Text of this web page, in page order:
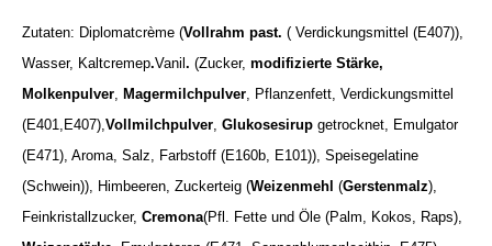
Zutaten: Diplomatcrème (Vollrahm past. ( Verdickungsmittel (E407)),
Wasser, Kaltcremep.Vanil . (Zucker, modifizierte Stärke,
Molkenpulver, Magermilchpulver, Pflanzenfett, Verdickungsmittel
(E401,E407),Vollmilchpulver, Glukosesirup getrocknet, Emulgator
(E471), Aroma, Salz, Farbstoff (E160b, E101)), Speisegelatine
(Schwein)), Himbeeren, Zuckerteig (Weizenmehl (Gerstenmalz),
Feinkristallzucker, Cremona(Pfl. Fette und Öle (Palm, Kokos, Raps),